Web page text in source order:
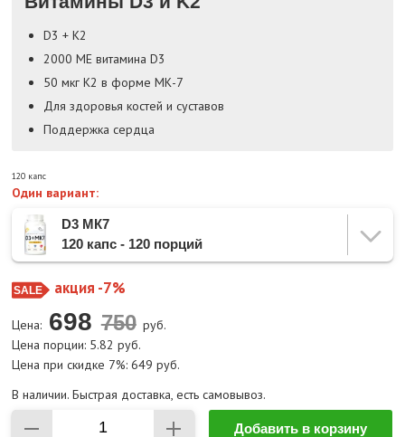
D3 + K2
2000 МЕ витамина D3
50 мкг K2 в форме МК-7
Для здоровья костей и суставов
Поддержка сердца
120 капс
Один вариант:
D3 МК7
120 капс - 120 порций
акция -7%
Цена: 698
руб.
Цена порции: 5.82 руб.
Цена при скидке 7%: 649 руб.
В наличии. Быстрая доставка, есть самовывоз.
Добавить в корзину